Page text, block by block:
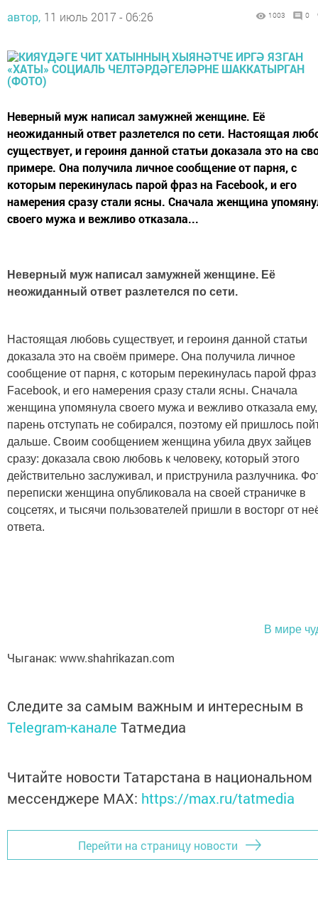
автор, 11 июль 2017 - 06:26 1003 0
Неверный муж написал замужней женщине. Её
неожиданный ответ разлетелся по сети. Настоящая
существует, и героиня данной статьи доказала это на
примере. Она получила личное сообщение от парня, с
которым перекинулась парой фраз на Facebook, и его
намерения сразу стали ясны. Сначала женщина
своего мужа и вежливо отказала...
Неверный муж написал замужней женщине. Её
неожиданный ответ разлетелся по сети.
Настоящая любовь существует, и героиня данной статьи
доказала это на своём примере. Она получила личное
сообщение от парня, с которым перекинулась парой фраз
Facebook, и его намерения сразу стали ясны. Сначала
женщина упомянула своего мужа и вежливо отказала
парень отступать не собирался, поэтому ей пришлось
дальше. Своим сообщением женщина убила двух зайцев
сразу: доказала свою любовь к человеку, который этого
действительно заслуживал, и приструнила разлучника.
переписки женщина опубликовала на своей страничке в
соцсетях, и тысячи пользователей пришли в восторг от
ответа.
В мире
Чыганак: www.shahrikazan.com
Следите за самым важным и интересным в
Telegram-канале Татмедиа
Читайте новости Татарстана в национальном
мессенджере MАХ: https://max.ru/tatmedia
Перейти на страницу новости